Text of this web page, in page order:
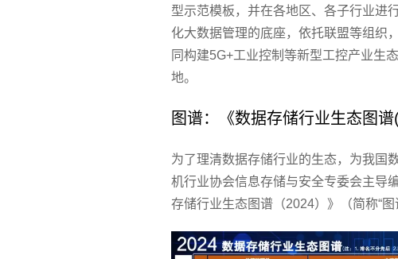
型示范模板，并在各地区、各子行业进
化大数据管理的底座，依托联盟等组织
同构建5G+工业控制等新型工控产业生
地。
图谱：《数据存储行业生态图
为了理清数据存储行业的生态，为我国
机行业协会信息存储与安全专委会主导
存储行业生态图谱（2024）》（简称“图